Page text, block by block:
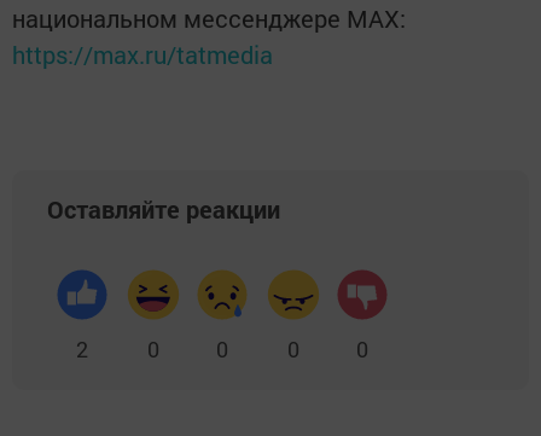
национальном мессенджере MАХ:
https://max.ru/tatmedia
Оставляйте реакции
2 0 0 0 0